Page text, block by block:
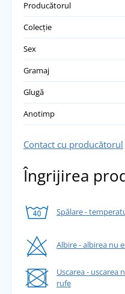
Producătorul
Colecție
Sex
Gramaj
Glugă
Anotimp
Contact cu producătorul
Îngrijirea
Spălare -
Albire - albirea nu
Uscarea - uscarea
rufe